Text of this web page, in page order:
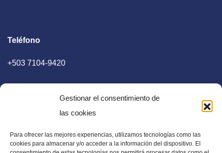
Gestionar el consentimiento de
las cookies
Para ofrecer las mejores experiencias, utilizamos tecnologías como las
cookies para almacenar y/o acceder a la información del dispositivo. El
Teléfono
+503 7104-9420
E-mail